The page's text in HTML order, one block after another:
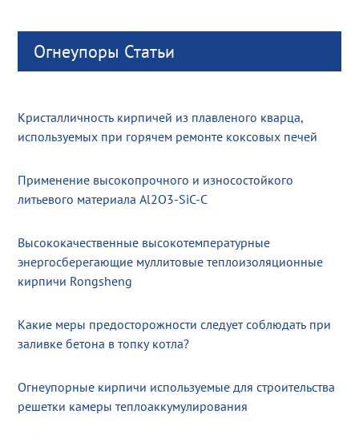
Огнеупоры Статьи
Кристалличность кирпичей из плавленого кварца,
используемых при горячем ремонте коксовых печей
Применение высокопрочного и износостойкого
литьевого материала Al2O3-SiC-C
Высококачественные высокотемпературные
энергосберегающие муллитовые теплоизоляционные
кирпичи Rongsheng
Какие меры предосторожности следует соблюдать при
заливке бетона в топку котла?
Огнеупорные кирпичи используемые для строительства
решетки камеры теплоаккумулирования